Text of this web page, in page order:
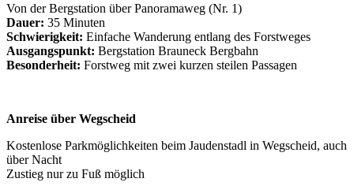
Von der Bergstation über Panoramaweg (Nr. 1)
Dauer: 35 Minuten
Schwierigkeit: Einfache Wanderung entlang des Forstweges
Ausgangspunkt: Bergstation Brauneck Bergbahn
Besonderheit: Forstweg mit zwei kurzen steilen Passagen
Anreise über Wegscheid
Kostenlose Parkmöglichkeiten beim Jaudenstadl in Wegscheid, auch
über Nacht
Zustieg nur zu Fuß möglich